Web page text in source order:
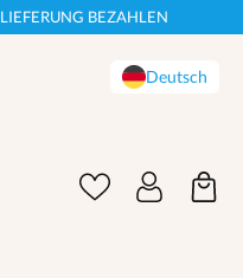
BEZAHLEN
Deutsch